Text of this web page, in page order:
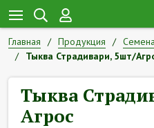
Главная Продукция Семена
Тыква Страдивари, 5шт/
Тыква
Агрос